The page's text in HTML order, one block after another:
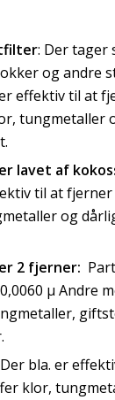
: Der tager
og andre
effektiv til at
tungmetaller
lavet af
til at fjerner
og
2 fjerner:
µ Andre
Der bla. er
klor,